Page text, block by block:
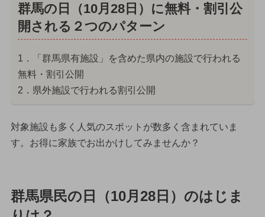
群馬の日（10月28日）に無料・割引公
開される２つのパターン
1．「群馬県有施設」を含めた県内の施設で行われる
無料・割引公開
2．県外施設で行われる割引公開
対象施設も多く人気のスポットが数多く含まれていま
す。お得に家族でお出かけしてみませんか？
群馬県民の日（10月28日）のはじま